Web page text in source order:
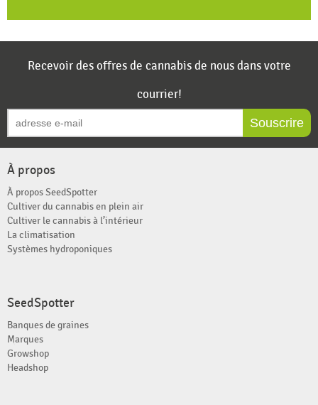
Recevoir des offres de cannabis de nous dans votre
courrier!
Souscrire
À propos
À propos SeedSpotter
Cultiver du cannabis en plein air
Cultiver le cannabis à l’intérieur
La climatisation
Systèmes hydroponiques
SeedSpotter
Banques de graines
Marques
Growshop
Headshop